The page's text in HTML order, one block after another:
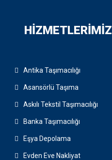
HIZMETLERIMIZ
Antika Taşımacılığı
Asansörlü Taşıma
Askılı Tekstil Taşımacılığı
Banka Taşımacılığı
Eşya Depolama
Evden Eve Nakliyat